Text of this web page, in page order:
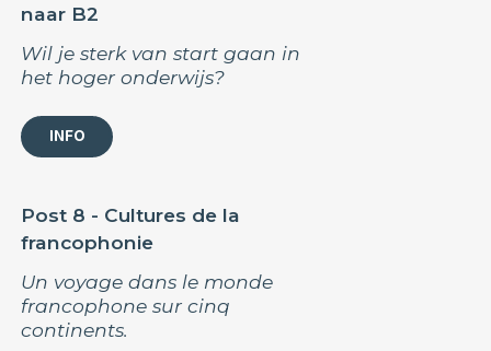
naar B2
Wil je sterk van start gaan in
het hoger onderwijs?
INFO
Post 8 - Cultures de la
francophonie
Un voyage dans le monde
francophone sur cinq
continents.